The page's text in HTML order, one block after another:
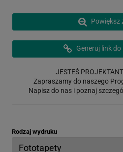
Powiększ
Generuj link
JESTEŚ
Zapraszamy do naszego
Napisz do nas i poznaj
Rodzaj wydruku